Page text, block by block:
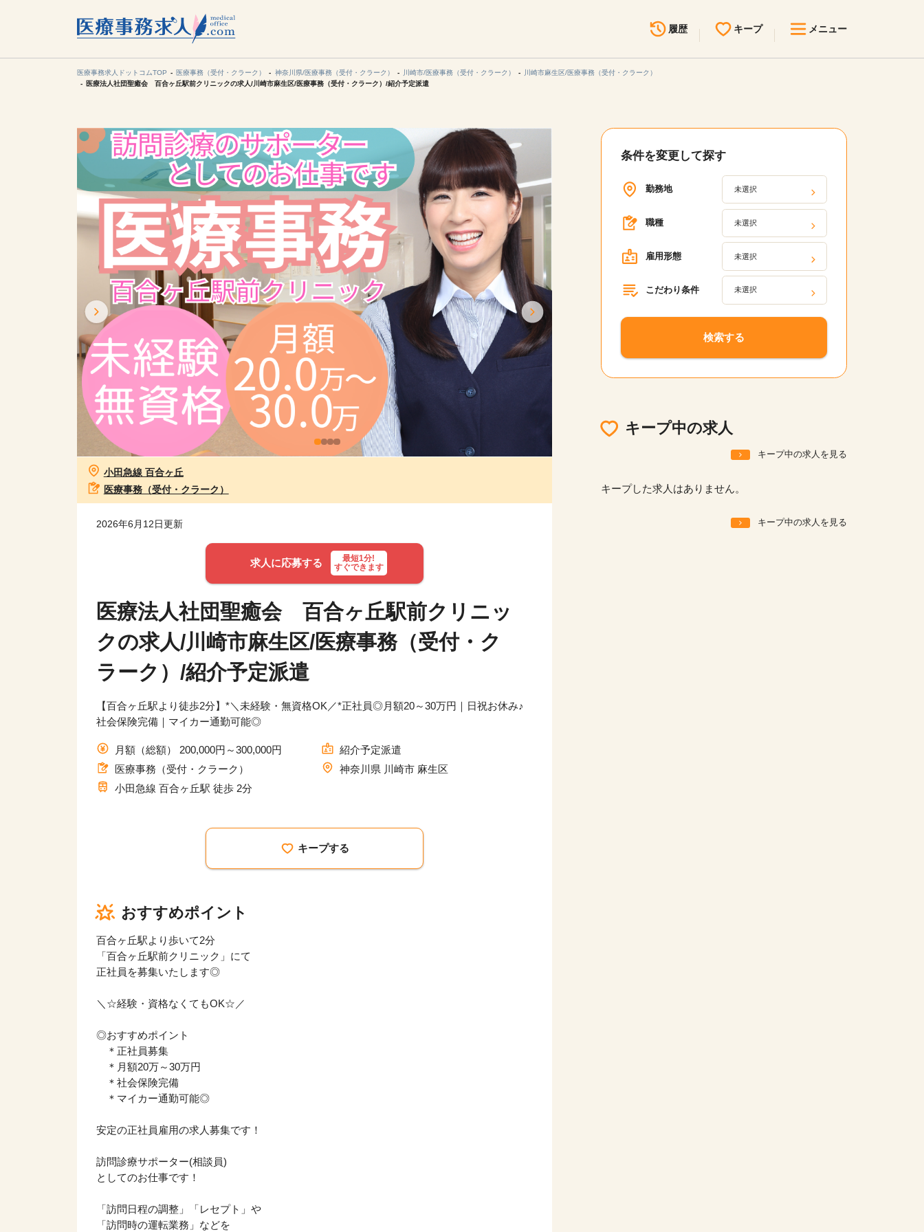
履歴 キープ メニュー
お問い合わせ
見学会・イベント情報
医療事務まるわかりコラム
よくあるご質問
医療事務求人ドットコムとは
サイトの使い方
就職サポート
医療事務求人ドットコムTOP 医療事務（受付・クラーク） 神奈川県/医療事務（受付・クラーク） 川崎市/医療事務（受付・クラーク）
川崎市麻生区/医療事務（受付・クラーク）
医療法人社団聖癒会 百合ヶ丘駅前クリニックの求人/川崎市麻生区/医療事務（受付・クラーク）/紹介予定派遣
小田急線 百合ヶ丘
医療事務（受付・クラーク）
2026年6月12日更新
求人に応募する
最短1分!
すぐできます
医療法人社団聖癒会 百合ヶ丘駅前クリニッ
クの求人/川崎市麻生区/医療事務（受付・ク
ラーク）/紹介予定派遣
【百合ヶ丘駅より徒歩2分】*＼未経験・無資格OK／*正社員◎月額20～30万円｜日祝お休み♪
社会保険完備｜マイカー通勤可能◎
月額（総額） 200,000円～300,000円
紹介予定派遣
医療事務（受付・クラーク）
神奈川県 川崎市 麻生区
小田急線 百合ヶ丘駅 徒歩 2分
キープする
おすすめポイント
百合ヶ丘駅より歩いて2分
「百合ヶ丘駅前クリニック」にて
正社員を募集いたします◎
＼☆経験・資格なくてもOK☆／
◎おすすめポイント
＊正社員募集
＊月額20万～30万円
＊社会保険完備
＊マイカー通勤可能◎
安定の正社員雇用の求人募集です！
訪問診療サポーター(相談員)
としてのお仕事です！
「訪問日程の調整」「レセプト」や
「訪問時の運転業務」などを
条件を変更して探す
勤務地 未選択
職種 未選択
雇用形態 未選択
こだわり条件 未選択
検索する
キープ中の求人
キープ中の求人を見る
キープした求人はありません。
キープ中の求人を見る
関東 関西
東海 北海道・東北
甲信越・北陸 中国・四国
九州・沖縄